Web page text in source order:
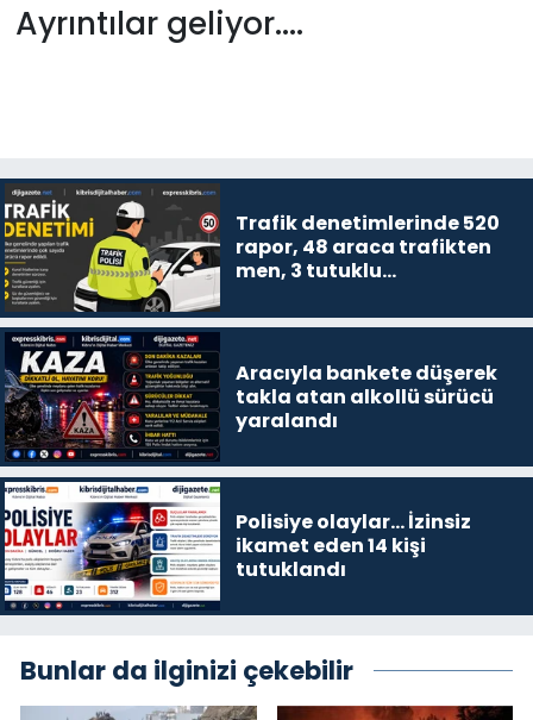
Ayrıntılar geliyor....
Trafik denetimlerinde 520
rapor, 48 araca trafikten
men, 3 tutuklu…
Aracıyla bankete düşerek
takla atan alkollü sürücü
yaralandı
Polisiye olaylar… İzinsiz
ikamet eden 14 kişi
tutuklandı
Bunlar da ilginizi çekebilir
TÜRKiYE
Yazarlar